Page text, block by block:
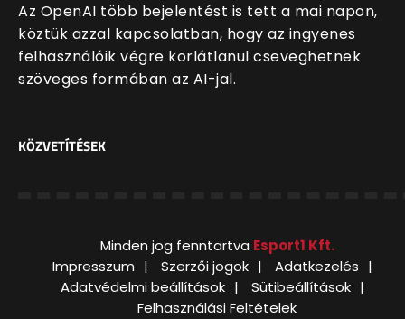
Az OpenAI több bejelentést is tett a mai napon,
köztük azzal kapcsolatban, hogy az ingyenes
felhasználóik végre korlátlanul cseveghetnek
szöveges formában az AI-jal.
KÖZVETÍTÉSEK
Minden jog fenntartva Esport1 Kft.
Impresszum
Szerzői jogok
Adatkezelés
Adatvédelmi beállítások
Sütibeállítások
Felhasználási Feltételek